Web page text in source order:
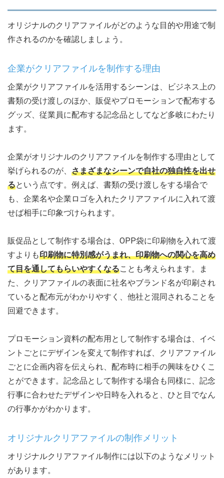
オリジナルのクリアファイルがどのような目的や用途で制
作されるのかを確認しましょう。
企業がクリアファイルを制作する理由
企業がクリアファイルを活用するシーンは、ビジネス上の
書類の受け渡しのほか、販促やプロモーションで配布する
グッズ、従業員に配布する記念品としてなど多岐にわたり
ます。
企業がオリジナルのクリアファイルを制作する理由として
挙げられるのが、 さまざまなシーンで自社の独自性を出せ
るという点です。例えば、書類の受け渡しをする場合で
も、企業名や企業ロゴを入れたクリアファイルに入れて渡
せば相手に印象づけられます。
販促品として制作する場合は、OPP袋に印刷物を入れて渡
すよりも印刷物に特別感がうまれ、印刷物への関心を高め
て目を通してもらいやすくなることも考えられます。ま
た、クリアファイルの表面に社名やブランド名が印刷され
ていると配布元がわかりやすく、他社と混同されることを
回避できます。
プロモーション資料の配布用として制作する場合は、イベ
ントごとにデザインを変えて制作すれば、クリアファイル
ごとに企画内容を伝えられ、配布時に相手の興味をひくこ
とができます。記念品として制作する場合も同様に、記念
行事に合わせたデザインや日時を入れると、ひと目でなん
の行事かがわかります。
オリジナルクリアファイルの制作メリット
オリジナルクリアファイル制作には以下のようなメリット
があります。